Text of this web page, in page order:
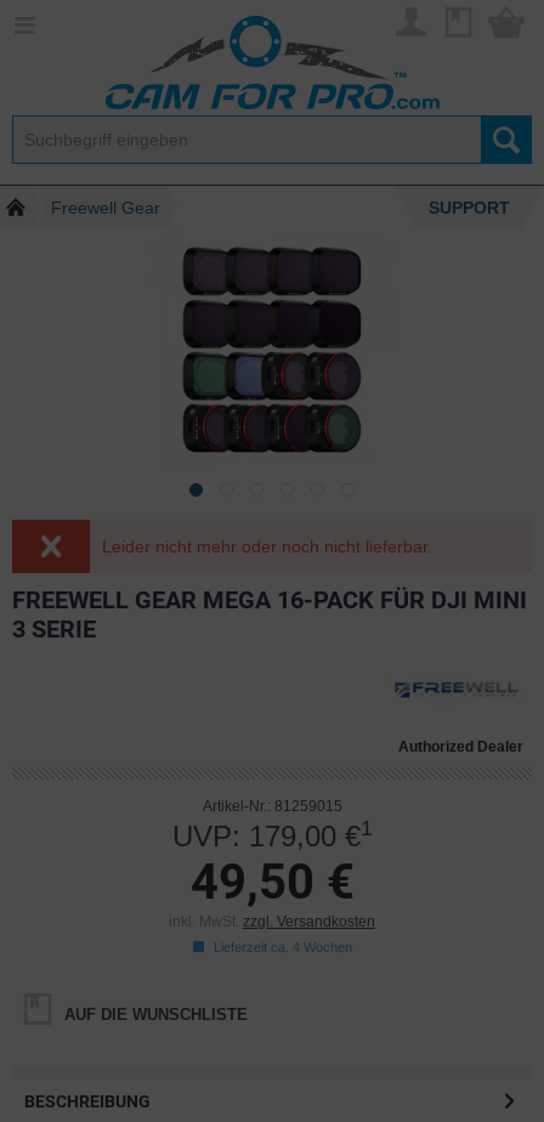
Freewell Gear SUPPORT
Leider nicht mehr oder noch nicht lieferbar.
FREEWELL GEAR MEGA 16-PACK FÜR DJI MINI
3 SERIE
Authorized Dealer
Artikel-Nr.: 81259015
UVP: 179,00 €1
49,50 €
inkl. MwSt. zzgl. Versandkosten
Lieferzeit ca. 4 Wochen
AUF DIE WUNSCHLISTE
BESCHREIBUNG